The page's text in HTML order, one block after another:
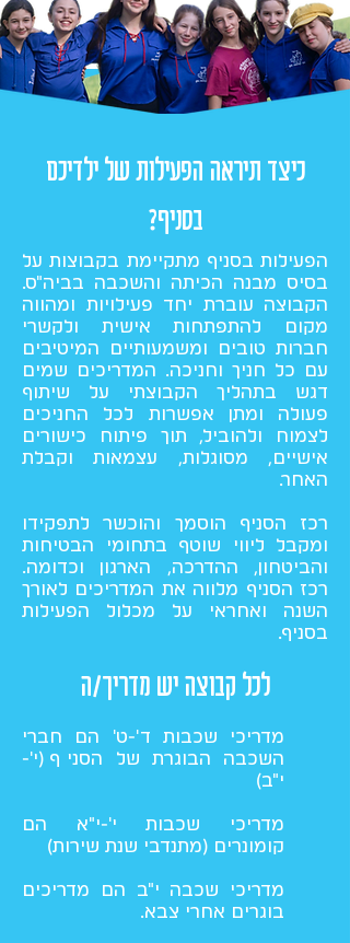
כיצד תיראה הפעילות של ילדיכם
בסניף?
הפעילות בסניף מתקיימת בקבוצות על
בסיס מבנה הכיתה והשכבה בביה"ס.
הקבוצה עוברת יחד פעילויות ומהווה
מקום להתפתחות אישית ולקשרי
חברות טובים ומשמעותיים המיטיבים
עם כל חניך וחניכה. המדריכים שמים
דגש בתהליך הקבוצתי על שיתוף
פעולה ומתן אפשרות לכל החניכים
לצמוח ולהוביל, תוך פיתוח כישורים
אישיים, מסוגלות, עצמאות וקבלת
האחר.
רכז הסניף הוסמך והוכשר לתפקידו
ומקבל ליווי שוטף בתחומי הבטיחות
והביטחון, ההדרכה, הארגון וכדומה.
רכז הסניף מלווה את המדריכים לאורך
השנה ואחראי על מכלול הפעילות
בסניף.
לכל קבוצה יש מדריך/ה
מדריכי שכבות ד'-ט' הם חברי
השכבה הבוגרת של הסניף (י'-
י"ב)
מדריכי שכבות י'-י"א הם
קומונרים (מתנדבי שנת שירות)
מדריכי שכבה י"ב הם מדריכים
בוגרים אחרי צבא.